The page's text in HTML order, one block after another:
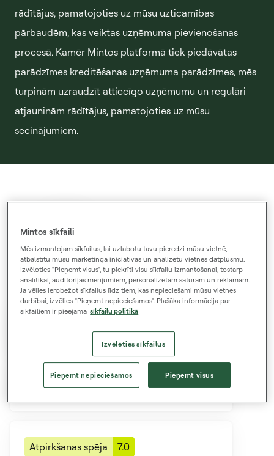
rādītājus, pamatojoties uz mūsu uzticamības
pārbaudēm, kas veiktas uzņēmuma pievienošanas
procesā. Kamēr Mintos platformā tiek piedāvātas
parādzīmes kreditēšanas uzņēmuma parādzīmes, mēs
turpinām uzraudzīt attiecīgo uzņēmumu un regulāri
atjauninām rādītājus, pamatojoties uz mūsu
secinājumiem.
Aizdevumu apkalpotāja efektivitāte 9.0
Atpirkšanas spēja 7.0
Mintos sīkfaili
Mēs izmantojam sīkfailus, lai uzlabotu tavu pieredzi mūsu vietnē,
atbalstītu mūsu mārketinga iniciatīvas un analizētu vietnes datplūsmu.
Izvēloties "Pieņemt visus", tu piekrīti visu sīkfailu izmantošanai, tostarp
analītikai, auditorijas mērījumiem, personalizētam saturam un reklāmām.
Ja vēlies ierobežot sīkfailus līdz tiem, kas nepieciešami mūsu vietnes
darbībai, izvēlies "Pieņemt nepieciešamos". Plašāka informācija par
sīkfailiem ir pieejama sīkfailu politikā
Izvēlēties sīkfailus
Pieņemt nepieciešamos Pieņemt visus